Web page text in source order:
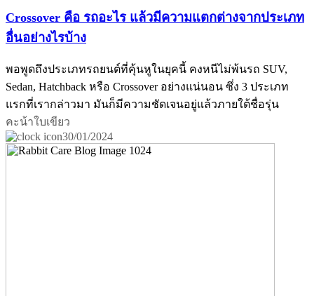
Crossover คือ รถอะไร แล้วมีความแตกต่างจากประเภท
อื่นอย่างไรบ้าง
พอพูดถึงประเภทรถยนต์ที่คุ้นหูในยุคนี้ คงหนีไม่พ้นรถ SUV,
Sedan, Hatchback หรือ Crossover อย่างแน่นอน ซึ่ง 3 ประเภท
แรกที่เรากล่าวมา มันก็มีความชัดเจนอยู่แล้วภายใต้ชื่อรุ่น
คะน้าใบเขียว
30/01/2024